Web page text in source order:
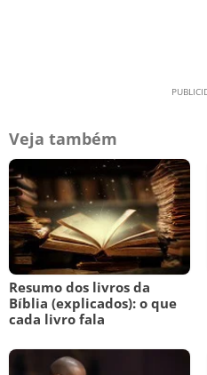
Veja também
Resumo dos livros da
Bíblia (explicados): o que
cada livro fala